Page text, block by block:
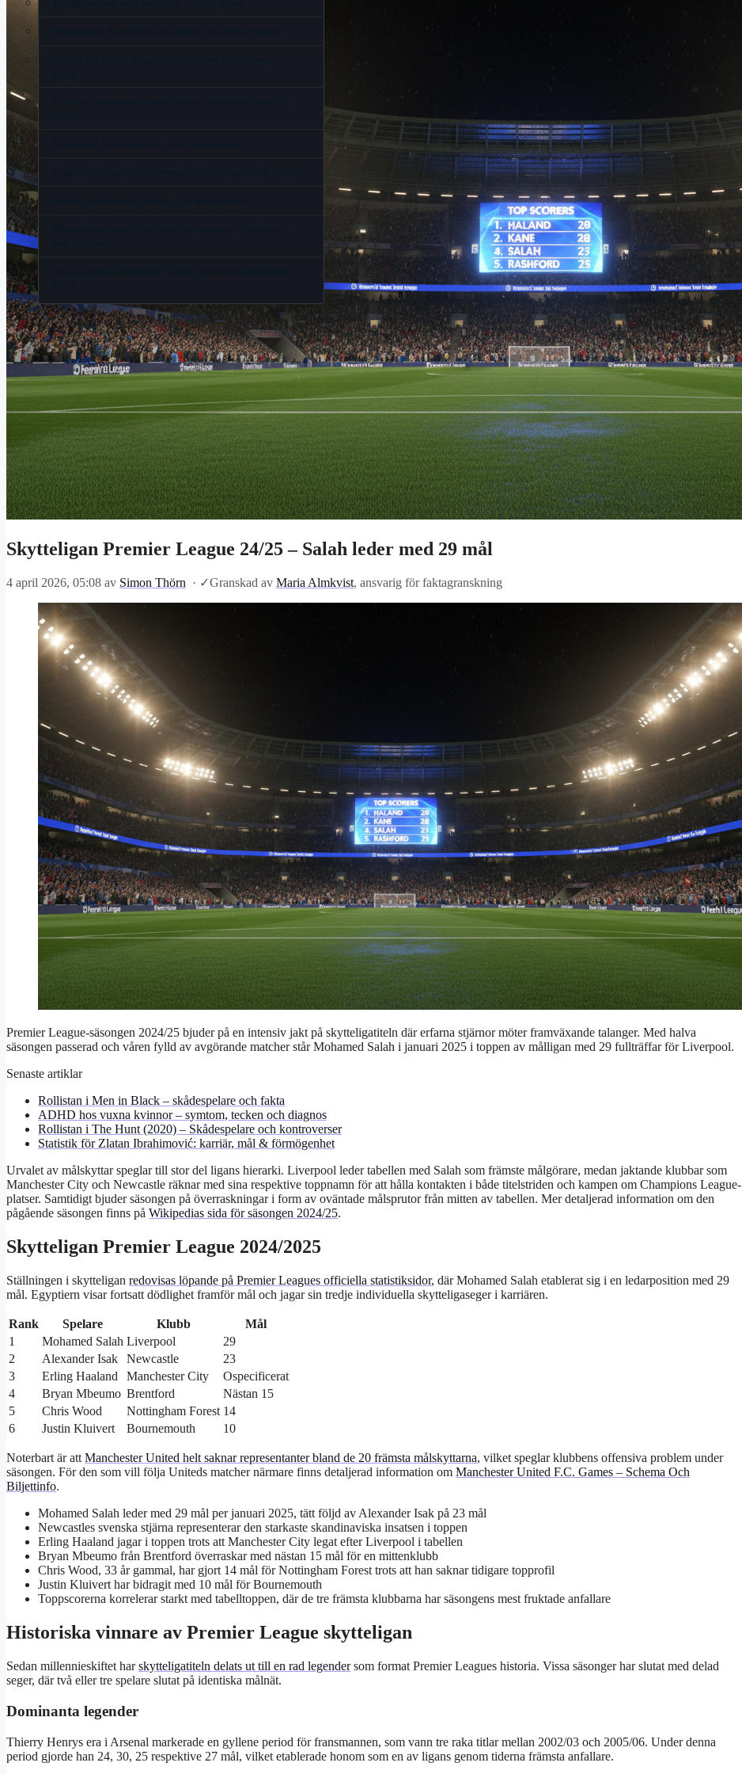
Skytteligan Premier League 24/25 – Salah leder med 29 mål
4 april 2026, 05:08 av Simon Thörn · ✓Granskad av Maria Almkvist, ansvarig för faktagranskning
Premier League-säsongen 2024/25 bjuder på en intensiv jakt på skytteligatiteln där erfarna stjärnor möter framväxande talanger. Med halva
säsongen passerad och våren fylld av avgörande matcher står Mohamed Salah i januari 2025 i toppen av målligan med 29 fullträffar för Liverpool.
Senaste artiklar
Rollistan i Men in Black – skådespelare och fakta
ADHD hos vuxna kvinnor – symtom, tecken och diagnos
Rollistan i The Hunt (2020) – Skådespelare och kontroverser
Statistik för Zlatan Ibrahimović: karriär, mål & förmögenhet
Urvalet av målskyttar speglar till stor del ligans hierarki. Liverpool leder tabellen med Salah som främste målgörare, medan jaktande klubbar som
Manchester City och Newcastle räknar med sina respektive toppnamn för att hålla kontakten i både titelstriden och kampen om Champions League-
platser. Samtidigt bjuder säsongen på överraskningar i form av oväntade målsprutor från mitten av tabellen. Mer detaljerad information om den
pågående säsongen finns på Wikipedias sida för säsongen 2024/25.
Skytteligan Premier League 2024/2025
Ställningen i skytteligan redovisas löpande på Premier Leagues officiella statistiksidor, där Mohamed Salah etablerat sig i en ledarposition med 29
mål. Egyptiern visar fortsatt dödlighet framför mål och jagar sin tredje individuella skytteligaseger i karriären.
Rank Spelare Klubb
Mål
1
Mohamed Salah Liverpool
29
2
Alexander Isak Newcastle
23
3
Erling Haaland Manchester City
Ospecificerat
4
Bryan Mbeumo Brentford
Nästan 15
5
Chris Wood Nottingham Forest 14
6
Justin Kluivert Bournemouth 10
Noterbart är att Manchester United helt saknar representanter bland de 20 främsta målskyttarna, vilket speglar klubbens offensiva problem under
säsongen. För den som vill följa Uniteds matcher närmare finns detaljerad information om Manchester United F.C. Games – Schema Och
Biljettinfo.
Mohamed Salah leder med 29 mål per januari 2025, tätt följd av Alexander Isak på 23 mål
Newcastles svenska stjärna representerar den starkaste skandinaviska insatsen i toppen
Erling Haaland jagar i toppen trots att Manchester City legat efter Liverpool i tabellen
Bryan Mbeumo från Brentford överraskar med nästan 15 mål för en mittenklubb
Chris Wood, 33 år gammal, har gjort 14 mål för Nottingham Forest trots att han saknar tidigare topprofil
Justin Kluivert har bidragit med 10 mål för Bournemouth
Toppscorerna korrelerar starkt med tabelltoppen, där de tre främsta klubbarna har säsongens mest fruktade anfallare
Historiska vinnare av Premier League skytteligan
Sedan millennieskiftet harskytteligatiteln delats ut till en rad legendersom format Premier Leagues historia. Vissa säsonger har slutat med delad
seger, där två eller tre spelare slutat på identiska målnät.
Dominanta legender
Thierry Henrys era i Arsenal markerade en gyllene period för fransmannen, som vann tre raka titlar mellan 2002/03 och 2005/06. Under denna
period gjorde han 24, 30, 25 respektive 27 mål, vilket etablerade honom som en av ligans genom tiderna främsta anfallare.